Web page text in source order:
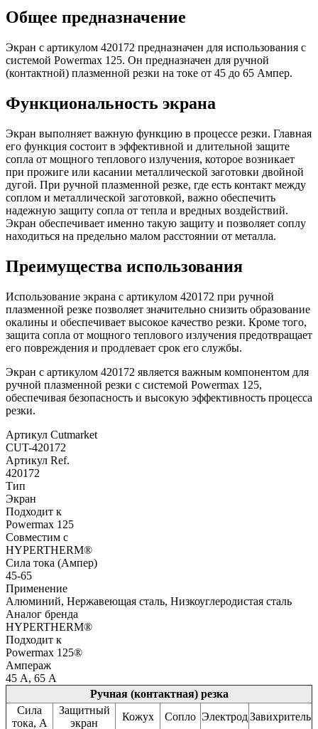
Общее предназначение
Экран с артикулом 420172 предназначен для использования с
системой Powermax 125. Он предназначен для ручной
(контактной) плазменной резки на токе от 45 до 65 Ампер.
Функциональность экрана
Экран выполняет важную функцию в процессе резки. Главная
его функция состоит в эффективной и длительной защите
сопла от мощного теплового излучения, которое возникает
при прожиге или касании металлической заготовки двойной
дугой. При ручной плазменной резке, где есть контакт между
соплом и металлической заготовкой, важно обеспечить
надежную защиту сопла от тепла и вредных воздействий.
Экран обеспечивает именно такую защиту и позволяет соплу
находиться на предельно малом расстоянии от металла.
Преимущества использования
Использование экрана с артикулом 420172 при ручной
плазменной резке позволяет значительно снизить образование
окалины и обеспечивает высокое качество резки. Кроме того,
защита сопла от мощного теплового излучения предотвращает
его повреждения и продлевает срок его службы.
Экран с артикулом 420172 является важным компонентом для
ручной плазменной резки с системой Powermax 125,
обеспечивая безопасность и высокую эффективность процесса
резки.
Артикул Cutmarket
CUT-420172
Артикул Ref.
420172
Тип
Экран
Подходит к
Powermax 125
Совместим с
HYPERTHERM®
Сила тока (Ампер)
45-65
Применение
Алюминий, Нержавеющая сталь, Низкоуглеродистая сталь
Аналог бренда
HYPERTHERM®
Подходит к
Powermax 125®
Ампераж
45 А, 65 А
Ручная (контактная) резка
Сила
тока, А
Защитный
экран
Кожух Сопло ЭлектродЗавихритель